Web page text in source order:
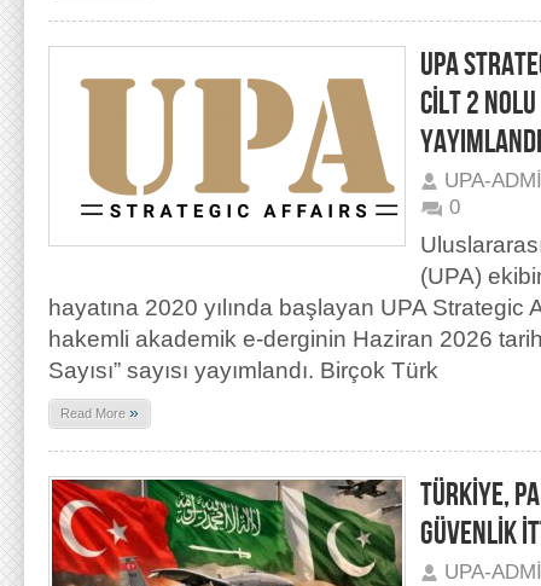
UPA
CİLT 2
YAYIMLANDI
UPA-
0
(UPA)
hayatına 2020 yılında başlayan UPA Strategic
hakemli akademik e-derginin Haziran 2026
Sayısı” sayısı yayımlandı. Birçok Türk
Read More »
TÜRKİYE,
GÜVENLİK
UPA-